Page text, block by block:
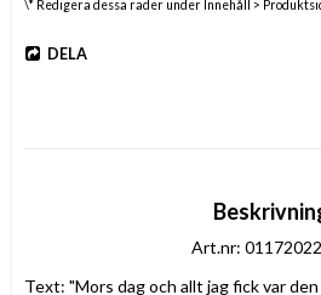
\* Redigera dessa rader under Innehåll >
DELA
Art.nr:
Text: "Mors dag och allt jag fick var den